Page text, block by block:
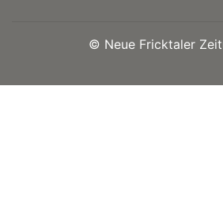
© Neue Fricktaler